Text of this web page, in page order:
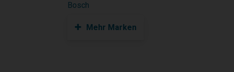
Bosch
Mehr Marken